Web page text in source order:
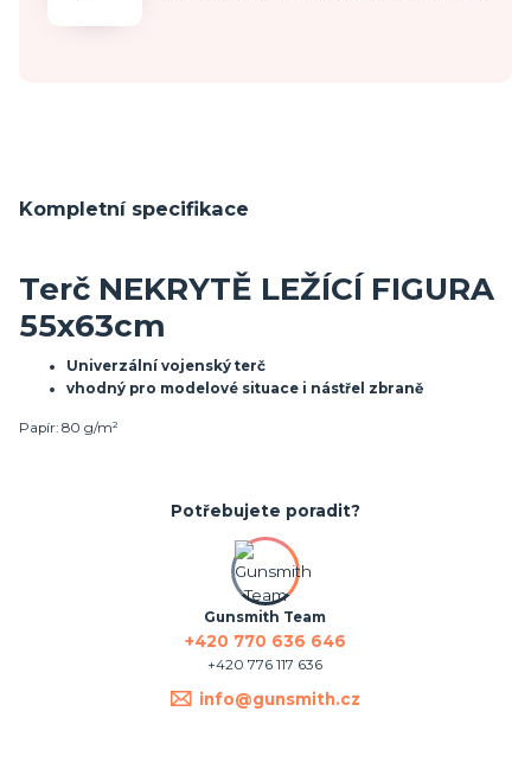
Kompletní specifikace
Terč NEKRYTĚ LEŽÍCÍ FIGURA
55x63cm
Univerzální vojenský terč
vhodný pro modelové situace i nástřel zbraně
Papír: 80 g/m²
Potřebujete poradit?
Gunsmith Team
+420 770 636 646
+420 776 117 636
info@gunsmith.cz